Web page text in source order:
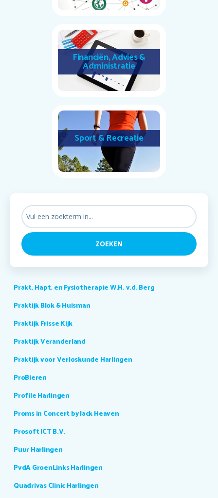
Financiën, Advies &
Administratie
Sport & Recreatie
Prakt. Hapt. en Fysiotherapie W.H. v.d. Berg
Praktijk Blok & Huisman
Praktijk Frisse Kijk
Praktijk Veranderland
Praktijk voor Verloskunde Harlingen
ProBieren
Profile Harlingen
Proms in Concert by Jack Heaven
Prosoft ICT B.V.
Puur Harlingen
PvdA GroenLinks Harlingen
Quadrivas Clinic Harlingen